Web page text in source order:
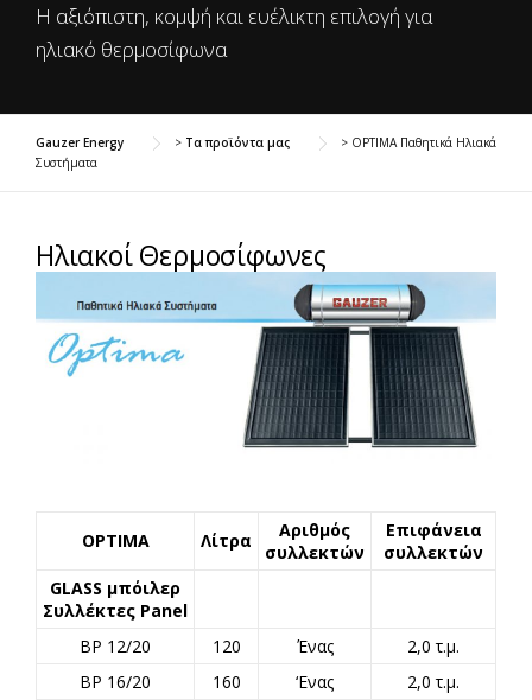
Η αξιόπιστη, κομψή και ευέλικτη επιλογή για
ηλιακό θερμοσίφωνα
Gauzer Energy > Τα προϊόντα μας > OPTIMA Παθητικά Ηλιακά
Συστήματα
Ηλιακοί Θερμοσίφωνες
OPTIMA Λίτρα
Αριθμός
συλλεκτών
Επιφάνεια
συλλεκτών
GLASS μπόιλερ
Συλλέκτες Panel
BP 12/20
120 Ένας
2,0 τ.μ.
BP 16/20
160 ‘Ενας
2,0 τ.μ.